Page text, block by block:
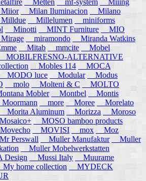
Metten mf-system
Miiing
Milan Iluminacion
Milano
Millelumen
miniforms
Minotti MINT Furniture
MIO
miramondo
Miranda Watkins
Mitab mmcite
Mobel
MOBILFRESNO-ALTERNATIVE
Mobles 114
MOCA
MODO luce Modular
Modus
molo Molteni & C
MOLTO
Mobler Montbel
Montis
more Moree
Morelato
Morita Aluminum Morizza
Moroso
MOSO bamboo products
MOVISI mox
Moz
Perswall Muller Manufaktur
Muller
Muller Mobelwerkstatten
Mussi Italy
Muurame
home collection
MYDECK